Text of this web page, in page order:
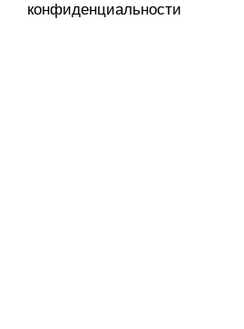
конфиденциальности